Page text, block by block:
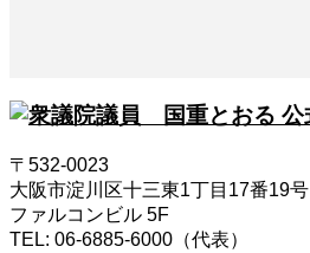
〒532-0023
大阪市淀川区十三東1丁目17番19号
ファルコンビル 5F
TEL: 06-6885-6000（代表）